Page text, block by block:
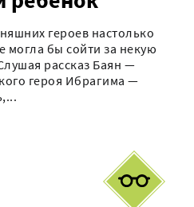
героев настолько
могла бы сойти за некую
рассказ Баян —
героя Ибрагима —